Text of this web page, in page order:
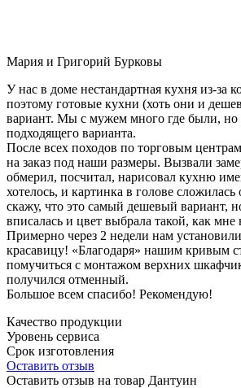
Мария и Григорий Бурковы
У нас в доме нестандартная кухня из-за
поэтому готовые кухни (хоть они и
вариант. Мы с мужем много где были,
подходящего варианта.
После всех походов по торговым
на заказ под наши размеры. Вызвали
обмерил, посчитал, нарисовал кухню
хотелось, и картинка в голове
скажу, что это самый дешевый вариант,
вписалась и цвет выбрала такой, как мне
Примерно через 2 недели нам
красавицу! «Благодаря» нашим кривым
помучиться с монтажом верхних
получился отменный.
Большое всем спасибо! Рекомендую!
Качество продукции
Уровень сервиса
Срок изготовления
Оставить отзыв
Оставить отзыв на товар Дантуин